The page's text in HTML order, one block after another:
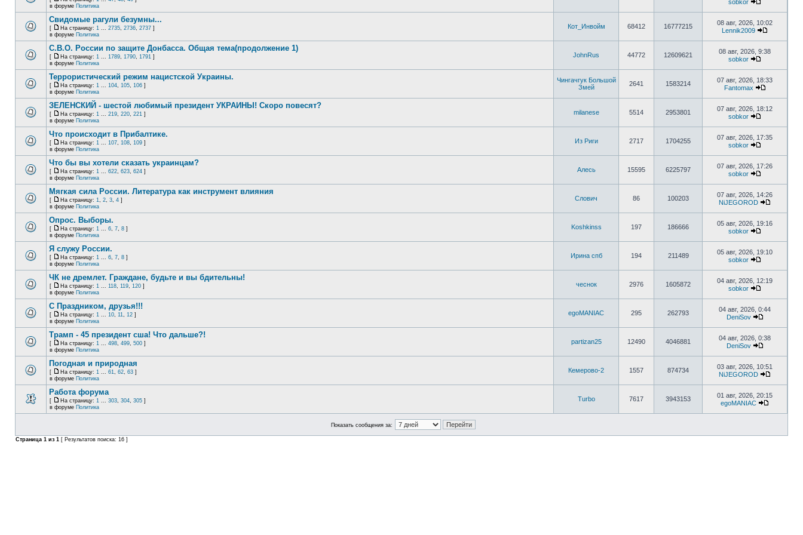
в форуме Политика
sobkor
Свидомые рагули безумны...
[ На страницу: 1 ... 2735, 2736, 2737 ]
в форуме Политика
Кот_Инвойм 68412 16777215
08 авг, 2026, 10:02
Lennik2009
С.В.О. России по защите Донбасса. Общая тема(продолжение 1)
[ На страницу: 1 ... 1789, 1790, 1791 ]
в форуме Политика
JohnRus 44772 12609621
08 авг, 2026, 9:38
sobkor
Террористический режим нацистской Украины.
[ На страницу: 1 ... 104, 105, 106 ]
в форуме Политика
Чингачгук Большой
Змей
2641 1583214
07 авг, 2026, 18:33
Fantomax
ЗЕЛЕНСКИЙ - шестой любимый президент УКРАИНЫ! Скоро повесят?
[ На страницу: 1 ... 219, 220, 221 ]
в форуме Политика
milanese 5514 2953801
07 авг, 2026, 18:12
sobkor
Что происходит в Прибалтике.
[ На страницу: 1 ... 107, 108, 109 ]
в форуме Политика
Из Риги 2717 1704255
07 авг, 2026, 17:35
sobkor
Что бы вы хотели сказать украинцам?
[ На страницу: 1 ... 622, 623, 624 ]
в форуме Политика
Алесь 15595 6225797
07 авг, 2026, 17:26
sobkor
Мягкая сила России. Литература как инструмент влияния
[ На страницу: 1, 2, 3, 4 ]
в форуме Политика
Слович 86 100203
07 авг, 2026, 14:26
NiJEGOROD
Опрос. Выборы.
[ На страницу: 1 ... 6, 7, 8 ]
в форуме Политика
Koshkinss 197 186666
05 авг, 2026, 19:16
sobkor
Я служу России.
[ На страницу: 1 ... 6, 7, 8 ]
в форуме Политика
Ирина спб 194 211489
05 авг, 2026, 19:10
sobkor
ЧК не дремлет. Граждане, будьте и вы бдительны!
[ На страницу: 1 ... 118, 119, 120 ]
в форуме Политика
чеснок 2976 1605872
04 авг, 2026, 12:19
sobkor
С Праздником, друзья!!!
[ На страницу: 1 ... 10, 11, 12 ]
в форуме Политика
egoMANIAC 295 262793
04 авг, 2026, 0:44
DeniSov
Трамп - 45 президент сша! Что дальше?!
[ На страницу: 1 ... 498, 499, 500 ]
в форуме Политика
partizan25 12490 4046881
04 авг, 2026, 0:38
DeniSov
Погодная и природная
[ На страницу: 1 ... 61, 62, 63 ]
в форуме Политика
Кемерово-2 1557 874734
03 авг, 2026, 10:51
NiJEGOROD
Работа форума
[ На страницу: 1 ... 303, 304, 305 ]
в форуме Политика
Turbo 7617 3943153
01 авг, 2026, 20:15
egoMANIAC
Показать сообщения за:
Страница 1 из 1 [ Результатов поиска: 16 ]